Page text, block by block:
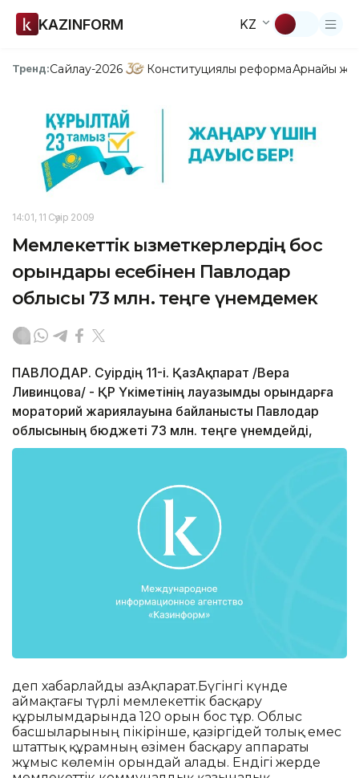
KAZINFORM KZ
Тренд:Сайлау-2026 Конституциялық реформаАрнайы
14:01, 11 Сәуір 2009
Мемлекеттік қызметкерлердің бос
орындары есебінен Павлодар
облысы 73 млн. теңге үнемдемек
ПАВЛОДАР. Сәуірдің 11-і. ҚазАқпарат /Вера
Ливинцова/ - ҚР Үкіметінің лауазымды орындарға
мораторий жариялауына байланысты Павлодар
облысының бюджеті 73 млн. теңге үнемдейді,
деп хабарлайды ҚазАқпарат.Бүгінгі күнде
аймақтағы түрлі мемлекеттік басқару
құрылымдарында 120 орын бос тұр. Облыс
басшыларының пікірінше, қазіргідей толық емес
штаттық құрамның өзімен басқару аппараты
жұмыс көлемін орындай алады. Ендігі жерде